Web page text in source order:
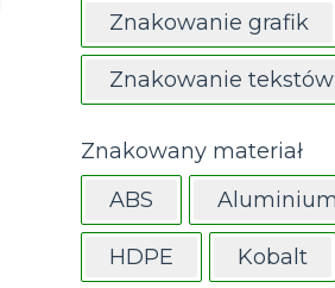
Znakowanie grafik
Znakowanie tekstów
Znakowany materiał
ABS
Aluminium
HDPE Kobalt